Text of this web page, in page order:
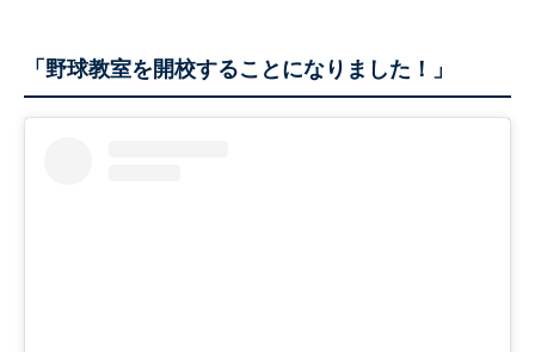
「野球教室を開校することになりました！」